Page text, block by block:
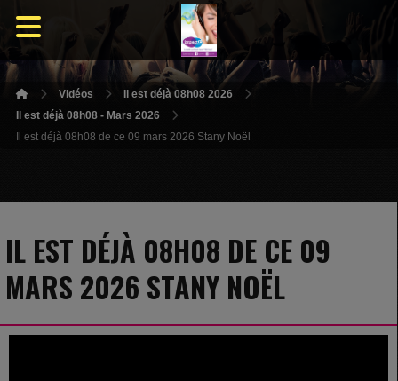
Vidéos
Il est déjà 08h08 2026
Il est déjà 08h08 - Mars 2026
Il est déjà 08h08 de ce 09 mars 2026 Stany Noël
IL EST DÉJÀ 08H08 DE CE 09
MARS 2026 STANY NOËL